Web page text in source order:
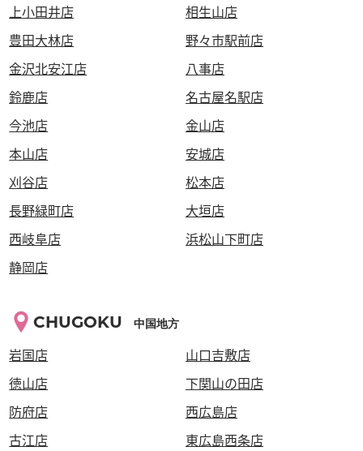
上小田井店
相生山店
豊田大林店
野々市駅前店
金沢北安江店
八事店
鈴鹿店
名古屋名駅店
今池店
金山店
本山店
安城店
刈谷店
松本店
長野緑町店
大垣店
西岐阜店
浜松山下町店
静岡店
CHUGOKU 中国地方
岩国店
山口吉敷店
徳山店
下関山の田店
防府店
西広島店
古江店
東広島西条店